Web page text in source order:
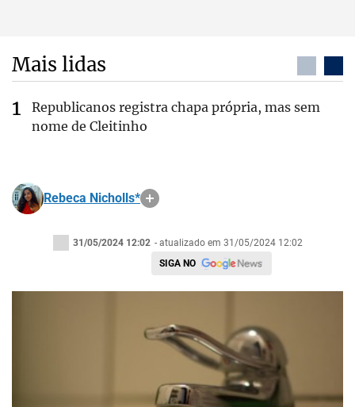
Mais lidas
Republicanos registra chapa própria, mas sem
nome de Cleitinho
Rebeca Nicholls*
31/05/2024 12:02 - atualizado em 31/05/2024 12:02
SIGA NO